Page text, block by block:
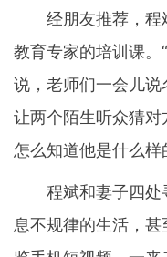
经朋友推荐，程斌
教育专家的培训课。
说，老师们一会儿
让两个陌生听众猜对
怎么知道他是什么样
程斌和妻子四处
息不规律的生活，甚